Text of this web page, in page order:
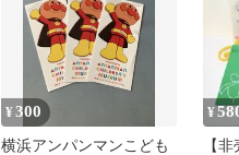
¥300
横浜アンパンマンこども
¥
【